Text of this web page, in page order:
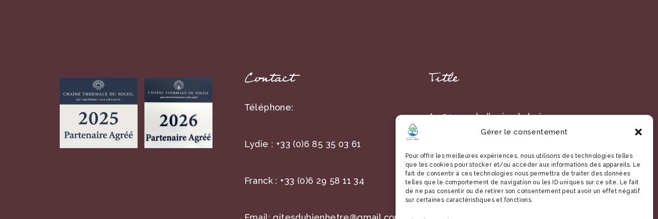
Gérer le consentement
Pour offrir les meilleures expériences, nous utilisons des technologies telles
que les cookies pour stocker et/ou accéder aux informations des appareils. Le
fait de consentir à ces technologies nous permettra de traiter des données
telles que le comportement de navigation ou les ID uniques sur ce site. Le fait
de ne pas consentir ou de retirer son consentement peut avoir un effet négatif
sur certaines caractéristiques et fonctions.
Contact
Téléphone:
Lydie : +33 (0)6 85 35 03 61
Franck : +33 (0)6 29 58 11 34
Title
A : 54 rue de l’orée du bois
59230 Saint-Amand-Les-Eaux,
Hauts-de-France France